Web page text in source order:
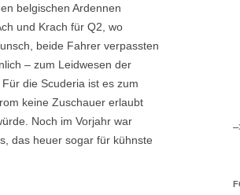
belgischen Ardennen
und Krach für Q2, wo
beide Fahrer verpassten
– zum Leidwesen der
die Scuderia ist es zum
keine Zuschauer erlaubt
Noch im Vorjahr war
das heuer sogar für kühnste